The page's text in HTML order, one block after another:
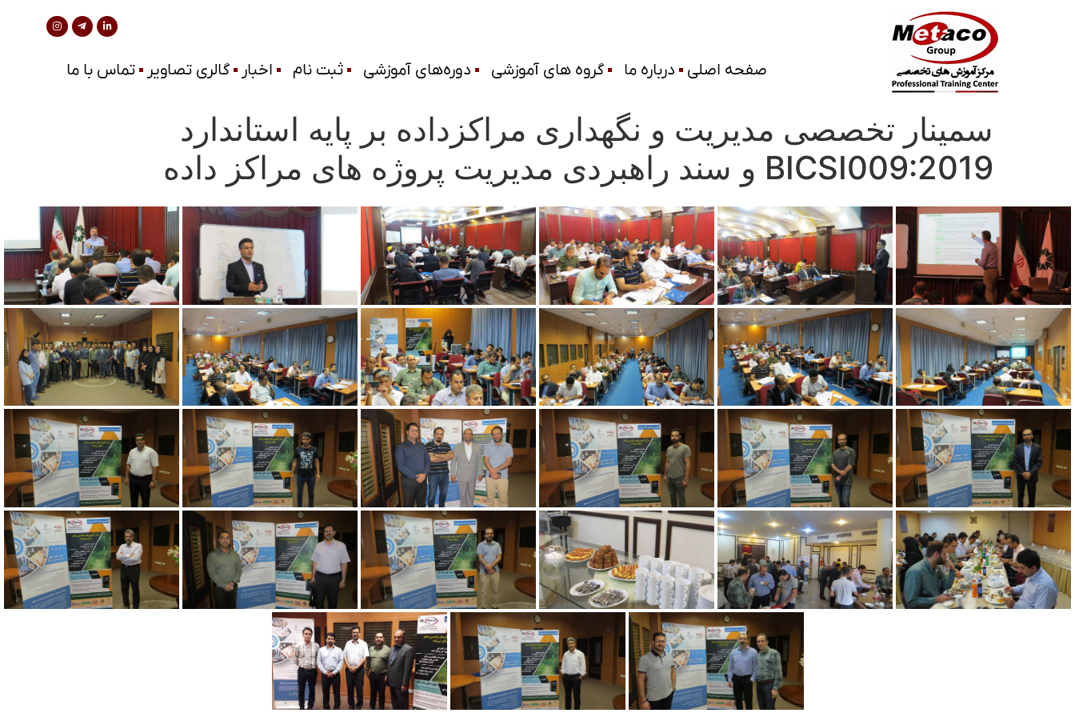
صفحه اصلی درباره ما گروه های آموزشی دوره‌های آموزشی ثبت نام اخبار گالری تصاویر تماس با ما
سمینار تخصصی مدیریت و نگهداری مراکزداده بر پایه استاندارد
BICSI009:2019 و سند راهبردی مدیریت پروژه های مراکز داده